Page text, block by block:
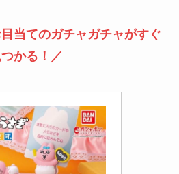
当てのガチャガチャがすぐ
つかる！／